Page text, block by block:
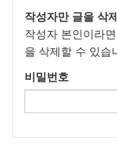
작성자만 글을 삭
작성자 본인이라
을 삭제할 수 있습
비밀번호